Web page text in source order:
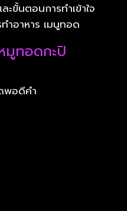
ขั้นตอนการทำเข้าใจ
ำอาหาร เมนูทอด
มูทอดกะปิ
พอดีคำ